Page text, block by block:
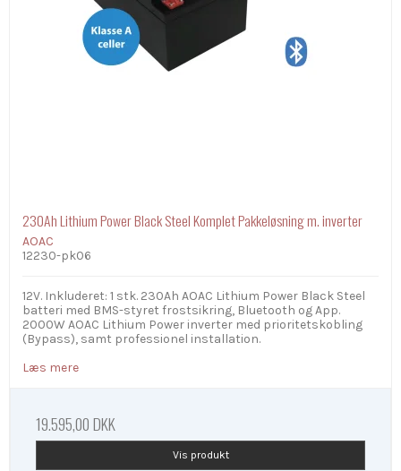
230Ah Lithium Power Black Steel Komplet Pakkeløsning m. inverter
AOAC
12230-pk06
12V. Inkluderet: 1 stk. 230Ah AOAC Lithium Power Black Steel
batteri med BMS-styret frostsikring, Bluetooth og App.
2000W AOAC Lithium Power inverter med prioritetskobling
(Bypass), samt professionel installation.
Læs mere
19.595,00 DKK
Vis produkt